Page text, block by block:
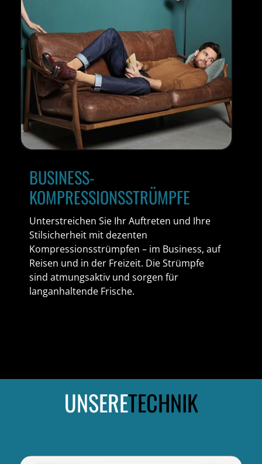
BUSINESS-
KOMPRESSIONSSTRÜMPFE
Unterstreichen Sie Ihr Auftreten und Ihre
Stilsicherheit mit dezenten
Kompressionsstrümpfen – im Business, auf
Reisen und in der Freizeit. Die Strümpfe
sind atmungsaktiv und sorgen für
langanhaltende Frische.
UNSERETECHNIK